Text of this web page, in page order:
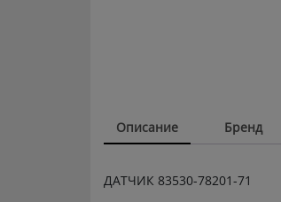
Описание Бренд
ДАТЧИК 83530-78201-71